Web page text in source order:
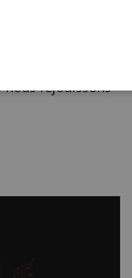
à cœur, c'est
nous réjouissons